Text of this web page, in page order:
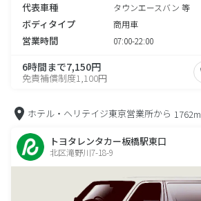
代表車種 タウンエースバン 等
ボディタイプ 商用車
営業時間 07:00-22:00
6時間まで7,150円
免責補償制度1,100円
ホテル・ヘリテイジ東京営業所から 1762m
トヨタレンタカー板橋駅東口
北区滝野川7-18-9